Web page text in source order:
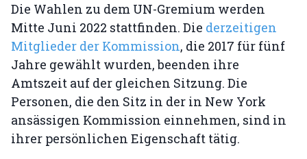
Die Wahlen zu dem UN-Gremium werden
Mitte Juni 2022 stattfinden. Die derzeitigen
Mitglieder der Kommission, die 2017 für fünf
Jahre gewählt wurden, beenden ihre
Amtszeit auf der gleichen Sitzung. Die
Personen, die den Sitz in der in New York
ansässigen Kommission einnehmen, sind in
ihrer persönlichen Eigenschaft tätig.